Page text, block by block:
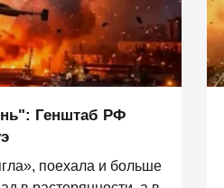
Генштаб РФ
поехала и больше